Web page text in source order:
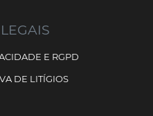
E RGPD
DE LITÍGIOS